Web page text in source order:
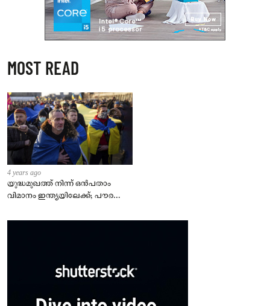
MOST READ
4 years ago
യുദ്ധമുഖത്ത് നിന്ന് ഒൻപതാം
വിമാനം ഇന്ത്യയിലേക്ക്; പൗരന്മാർ
– കേന്ദ്രം